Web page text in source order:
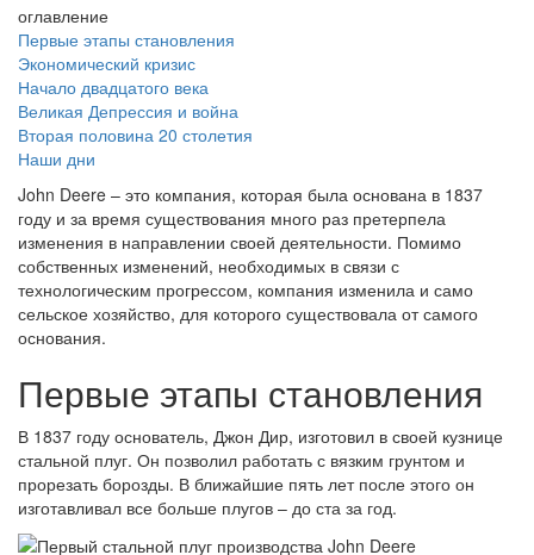
оглавление
Первые этапы становления
Экономический кризис
Начало двадцатого века
Великая Депрессия и война
Вторая половина 20 столетия
Наши дни
John Deere – это компания, которая была основана в 1837
году и за время существования много раз претерпела
изменения в направлении своей деятельности. Помимо
собственных изменений, необходимых в связи с
технологическим прогрессом, компания изменила и само
сельское хозяйство, для которого существовала от самого
основания.
Первые этапы становления
В 1837 году основатель, Джон Дир, изготовил в своей кузнице
стальной плуг. Он позволил работать с вязким грунтом и
прорезать борозды. В ближайшие пять лет после этого он
изготавливал все больше плугов – до ста за год.